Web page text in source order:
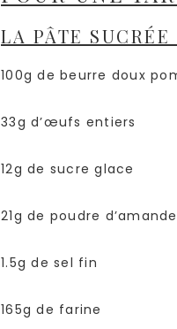
LA PÂTE SUCRÉE
100g de beurre doux
33g d’œufs entiers
12g de sucre glace
21g de poudre
1.5g de sel fin
165g de farine